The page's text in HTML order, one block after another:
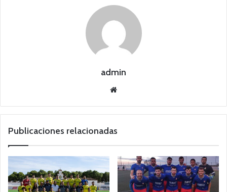
admin
we
Publicaciones relacionadas